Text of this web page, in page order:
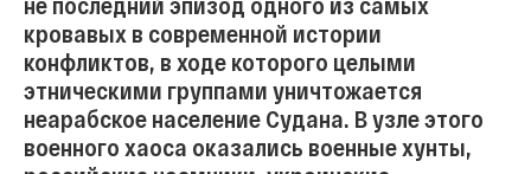
кровавых в современной истории
конфликтов, в ходе которого целыми
этническими группами уничтожается
неарабское население Судана. В узле этого
военного хаоса оказались военные хунты,